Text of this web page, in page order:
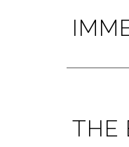
THE